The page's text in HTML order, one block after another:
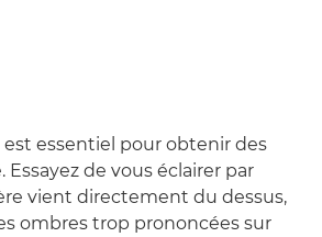
est essentiel pour obtenir des
de vous éclairer par
vient directement du dessus,
ombres trop prononcées sur